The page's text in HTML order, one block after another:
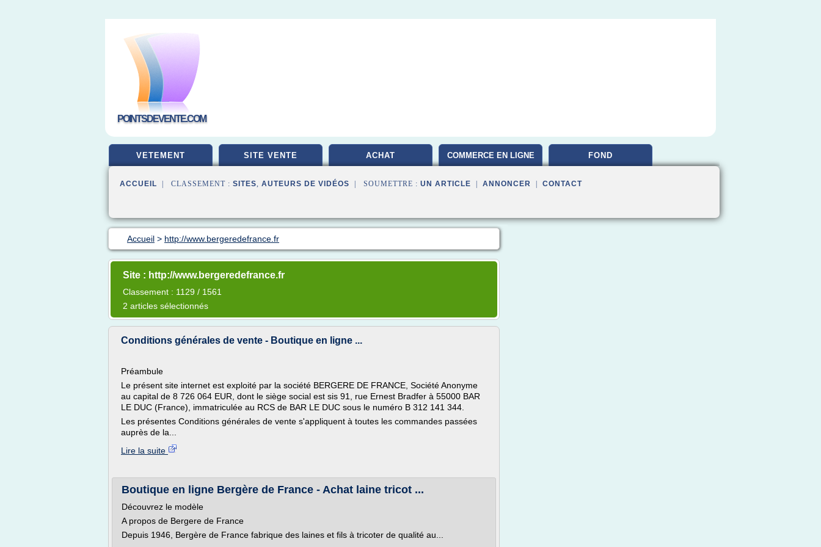
POINTSDEVENTE.COM
VETEMENT SITE VENTE ACHAT COMMERCE EN LIGNE FOND
ACCUEIL | CLASSEMENT : SITES, AUTEURS DE VIDÉOS | SOUMETTRE : UN ARTICLE ANNONCER CONTACT
Accueil > http://www.bergeredefrance.fr
Site : http://www.bergeredefrance.fr
Classement : 1129 / 1561
2 articles sélectionnés
Conditions générales de vente - Boutique en ligne ...
Préambule
Le présent site internet est exploité par la société BERGERE DE FRANCE, Société Anonyme
au capital de 8 726 064 EUR, dont le siège social est sis 91, rue Ernest Bradfer à 55000 BAR
LE DUC (France), immatriculée au RCS de BAR LE DUC sous le numéro B 312 141 344.
Les présentes Conditions générales de vente s'appliquent à toutes les commandes passées
auprès de la...
Lire la suite
Boutique en ligne Bergère de France - Achat laine tricot ...
Découvrez le modèle
A propos de Bergere de France
Depuis 1946, Bergère de France fabrique des laines et fils à tricoter de qualité au...